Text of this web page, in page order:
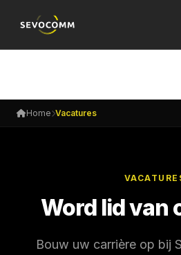
Home Vacatures
Word lid van
Bouw uw carrière op bij